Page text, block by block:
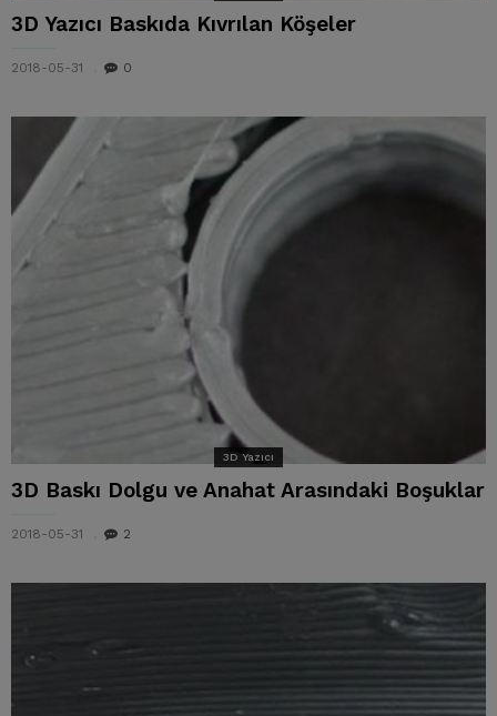
3D Yazıcı Baskıda Kıvrılan Köşeler
2018-05-31 0
3D Yazıcı
3D Baskı Dolgu ve Anahat Arasındaki Boşuklar
2018-05-31 2